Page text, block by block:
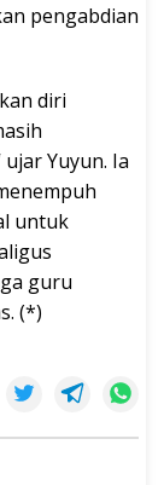
pengabdian
diri
Yuyun. Ia
untuk
guru
(*)